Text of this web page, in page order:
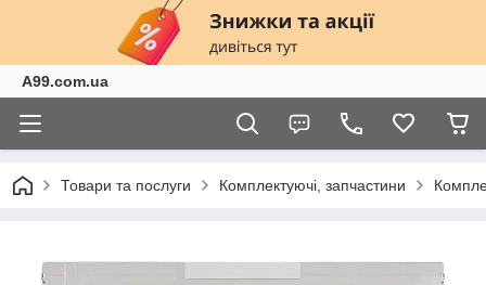
A99.com.ua
Товари та послуги Комплектуючі, запчастини